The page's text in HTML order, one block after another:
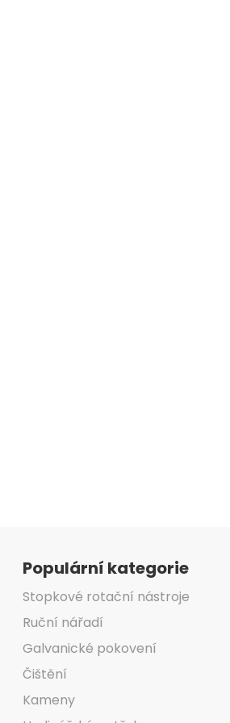
Populární kategorie
Stopkové rotační nástroje
Ruční nářadí
Galvanické pokovení
Čištění
Kameny